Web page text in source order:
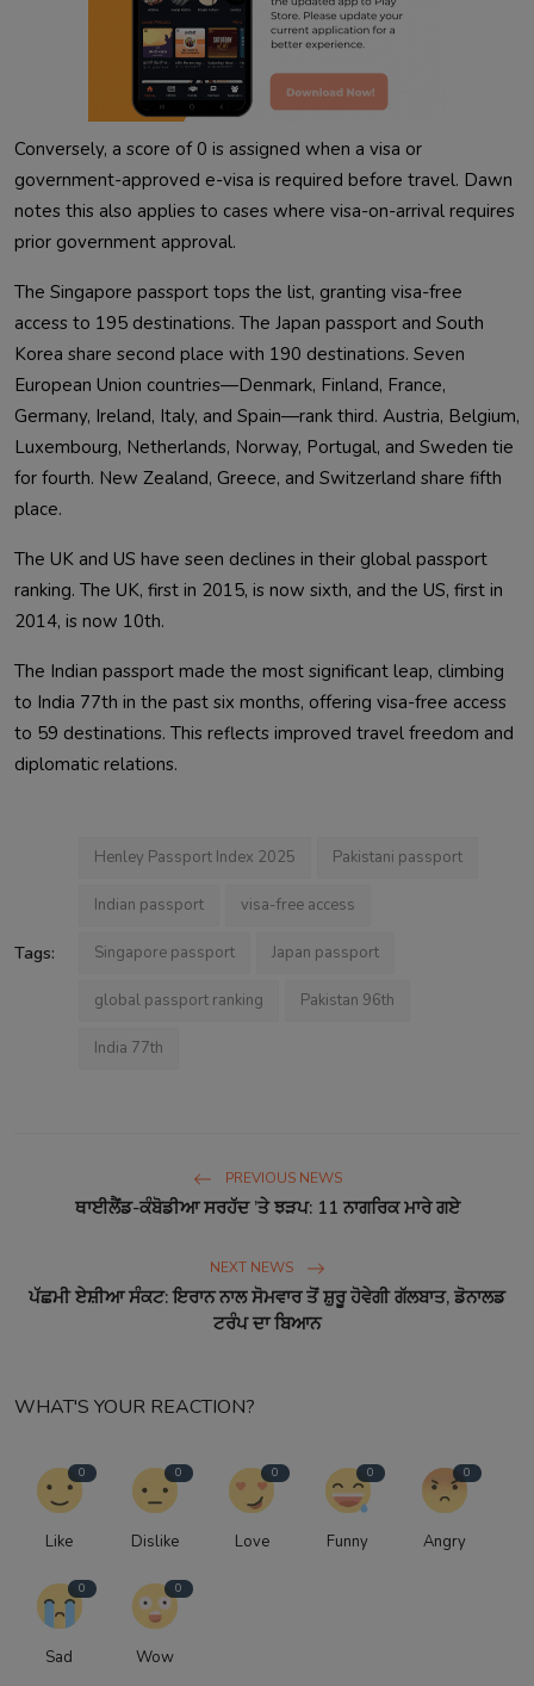
Conversely, a score of 0 is assigned when a visa or
government-approved e-visa is required before travel. Dawn
notes this also applies to cases where visa-on-arrival requires
prior government approval.
The Singapore passport tops the list, granting visa-free
access to 195 destinations. The Japan passport and South
Korea share second place with 190 destinations. Seven
European Union countries—Denmark, Finland, France,
Germany, Ireland, Italy, and Spain—rank third. Austria, Belgium,
Luxembourg, Netherlands, Norway, Portugal, and Sweden tie
for fourth. New Zealand, Greece, and Switzerland share fifth
place.
The UK and US have seen declines in their global passport
ranking. The UK, first in 2015, is now sixth, and the US, first in
2014, is now 10th.
The Indian passport made the most significant leap, climbing
to India 77th in the past six months, offering visa-free access
to 59 destinations. This reflects improved travel freedom and
diplomatic relations.
Tags:
Henley Passport Index 2025 Pakistani passport
Indian passport visa-free access
Singapore passport Japan passport
global passport ranking Pakistan 96th
India 77th
PREVIOUS NEWS
ਥਾਈਲੈਂਡ-ਕੰਬੋਡੀਆ ਸਰਹੱਦ ’ਤੇ ਝੜਪ: 11 ਨਾਗਰਿਕ ਮਾਰੇ ਗਏ
NEXT NEWS
ਪੱਛਮੀ ਏਸ਼ੀਆ ਸੰਕਟ: ਇਰਾਨ ਨਾਲ ਸੋਮਵਾਰ ਤੋਂ ਸ਼ੁਰੂ ਹੋਵੇਗੀ ਗੱਲਬਾਤ, ਡੋਨਾਲਡ
ਟਰੰਪ ਦਾ ਬਿਆਨ
WHAT'S YOUR REACTION?
0
Like
0
Dislike
0
Love
0
Funny
0
Angry
0
Sad
0
Wow